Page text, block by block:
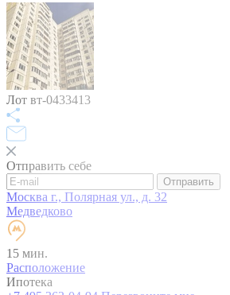
Лот вт-0433413
Отправить себе
Отправить
Москва г., Полярная ул., д. 32
Медведково
15 мин.
Расположение
Ипотека